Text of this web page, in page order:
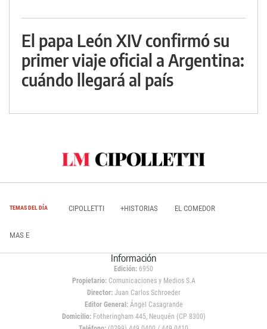
El papa León XIV confirmó su
primer viaje oficial a Argentina:
cuándo llegará al país
TEMAS DEL DÍA CIPOLLETTI +HISTORIAS EL COMEDOR
MAS E
Información
Edición: 6950
Propietario:Comunicaciones y Medios S.A
Director: Juan Carlos Schroeder
Editor General:Ángel Casagrande
Domicilio:Fotheringham 445, Neuquén (CP 8300)